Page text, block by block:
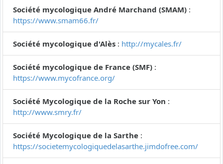
Société mycologique André Marchand (SMAM) :
https://www.smam66.fr/
Société mycologique d'Alès : http://mycales.fr/
Société mycologique de France (SMF) :
https://www.mycofrance.org/
Société Mycologique de la Roche sur Yon :
http://www.smry.fr/
Société Mycologique de la Sarthe :
https://societemycologiquedelasarthe.jimdofree.com/